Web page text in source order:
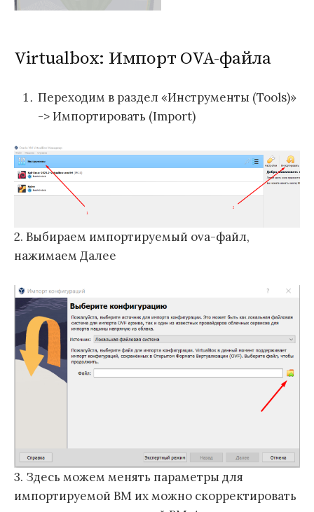
Virtualbox: Импорт OVA-файла
Переходим в раздел «Инструменты (Tools)»
-> Импортировать (Import)
2. Выбираем импортируемый ova-файл,
нажимаем Далее
3. Здесь можем менять параметры для
импортируемой ВМ их можно скорректировать